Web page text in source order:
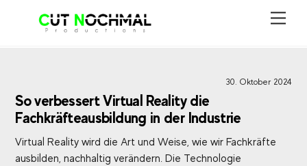
30. Oktober 2024
So verbessert Virtual Reality die
Fachkräfteausbildung in der Industrie
Virtual Reality wird die Art und Weise, wie wir Fachkräfte
ausbilden, nachhaltig verändern. Die Technologie